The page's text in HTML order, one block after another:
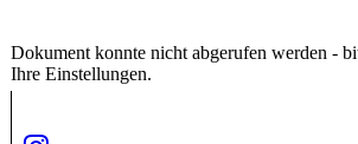
Dokument konnte nicht abgerufen werden -
Ihre Einstellungen.